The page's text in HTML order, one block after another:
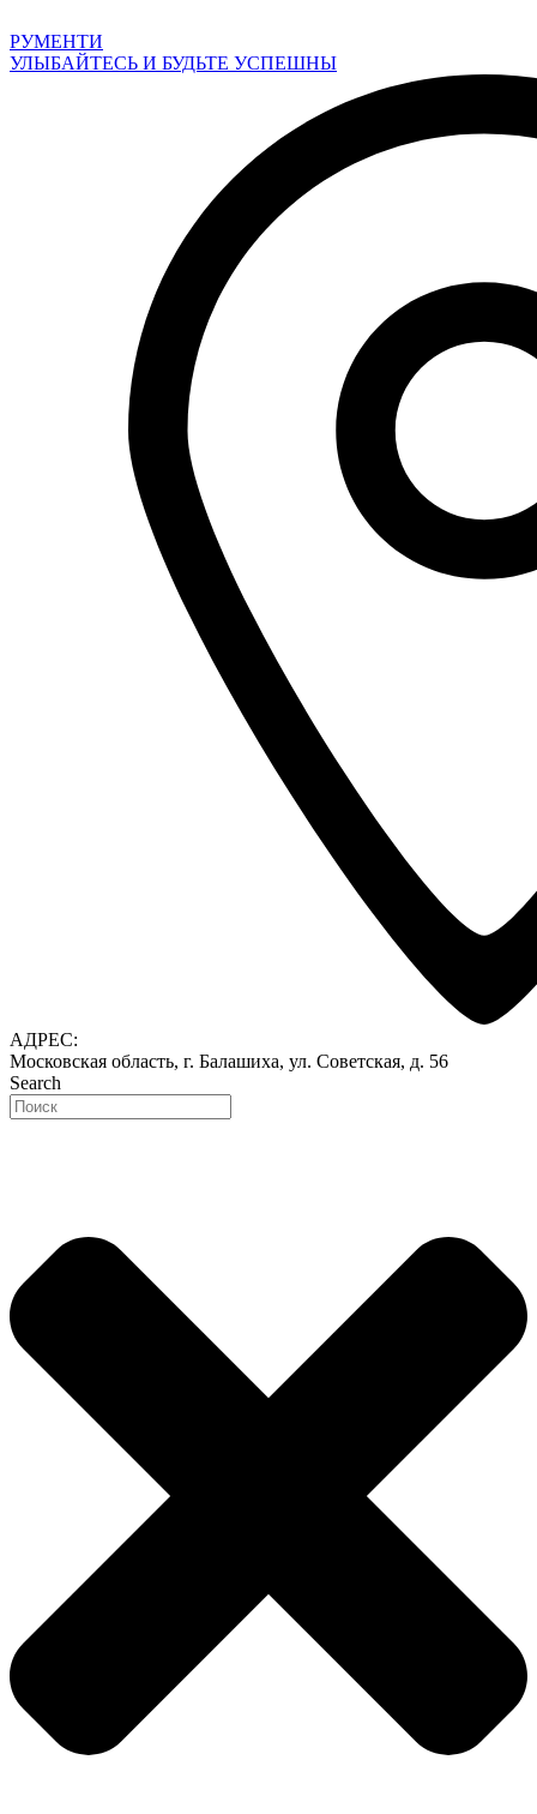
к
содержимому
РУМЕНТИ
УЛЫБАЙТЕСЬ И БУДЬТЕ УСПЕШНЫ
АДРЕС:
Московская область, г. Балашиха, ул. Советская, д. 56
Search